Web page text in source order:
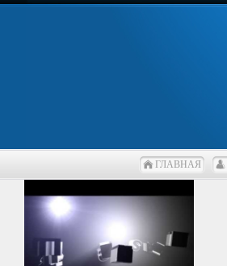
ГЛАВНАЯ